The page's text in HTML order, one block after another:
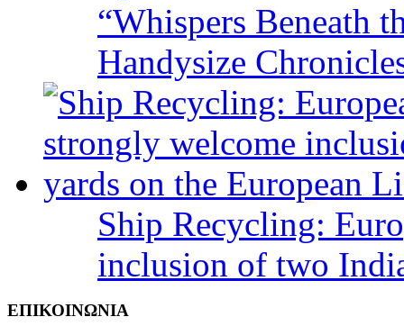
“Whispers Beneath
Handysize
Ship Recycling:
inclusion of two
ΕΠΙΚΟΙΝΩΝΙΑ